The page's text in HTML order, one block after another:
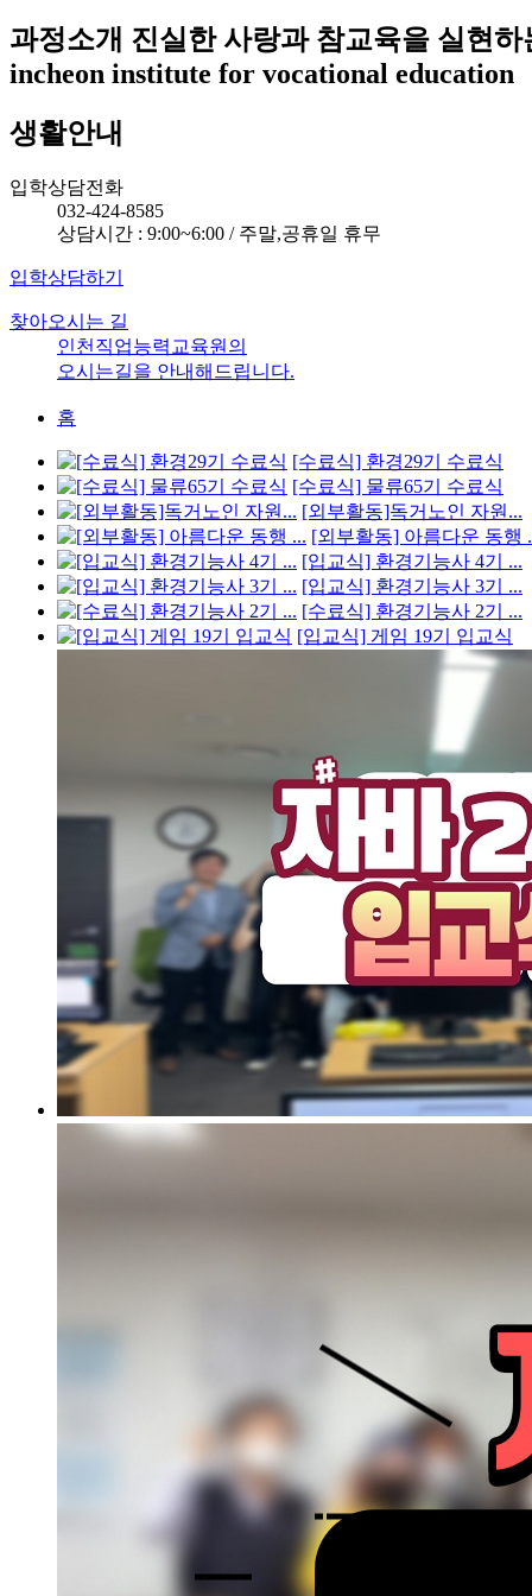
과정소개 진실한 사랑과 참교육을 실현하
incheon institute for vocational education
생활안내
입학상담전화
032-424-8585
상담시간 : 9:00~6:00 / 주말,공휴일 휴무
입학상담하기
찾아오시는 길
인천직업능력교육원의
오시는길을 안내해드립니다.
홈
[수료식] 환경29기 수료식
[수료식] 물류65기 수료식
[외부활동]독거노인 자원...
[외부활동] 아름다운 동행
[입교식] 환경기능사 4기 ...
[입교식] 환경기능사 3기 ...
[수료식] 환경기능사 2기 ...
[입교식] 게임 19기 입교식